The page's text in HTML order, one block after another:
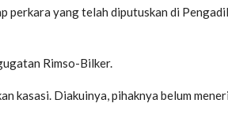
yang telah diputuskan di
Rimso-Bilker.
kasasi. Diakuinya, pihaknya belum